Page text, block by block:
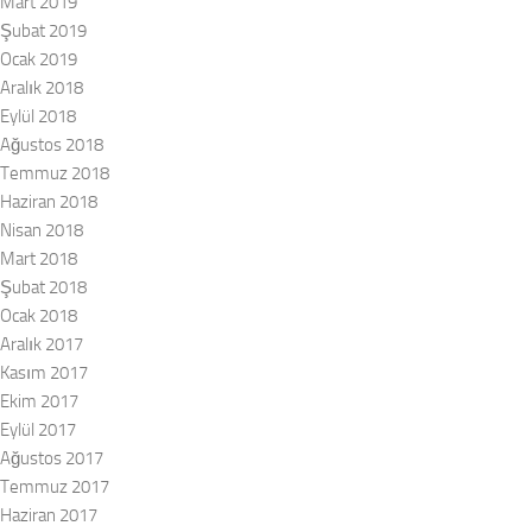
Şubat 2019
Ocak 2019
Aralık 2018
Eylül 2018
Ağustos 2018
Temmuz 2018
Haziran 2018
Nisan 2018
Mart 2018
Şubat 2018
Ocak 2018
Aralık 2017
Kasım 2017
Ekim 2017
Eylül 2017
Ağustos 2017
Temmuz 2017
Haziran 2017